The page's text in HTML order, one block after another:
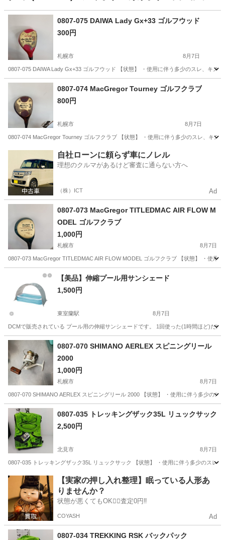
0807-075 DAIWA Lady Gx+33 ゴルフウッド
300円
札幌市 8月7日
0807-075 DAIWA Lady Gx+33 ゴルフウッド 【状態】 ・使用に伴う多少のスレ、キ
北海道 札幌市 0807-074 MacGregor Tourney ゴルフクラブ
800円
札幌市 8月7日
0807-074 MacGregor Tourney ゴルフクラブ 【状態】 ・使用に伴う多少のスレ、キ
ゴルフ MacGregor
自社ローンに頼らず車にノレル
理想のクルマがあるけど審査に通らない方へ
（株）ICT Ad
0807-073 MacGregor TITLEDMAC AIR FLOW M
ODEL ゴルフクラブ
1,000円
札幌市 8月7日
0807-073 MacGregor TITLEDMAC AIR FLOW MODEL ゴルフクラブ 【状態】 ・使用
札幌市 ゴルフ TITLEDMAC
【美品】伸縮プール用サンシェード
1,500円
東室蘭駅 8月7日
DCMで販売されている プール用の伸縮サンシェードです。 1回使った(1時間ほど)だ
北海道 室蘭市 0807-070 SHIMANO AERLEX スピニングリール
2000
1,000円
札幌市 8月7日
0807-070 SHIMANO AERLEX スピニングリール 2000 【状態】 ・使用に伴う多少の
北海道 札幌市 AERLEX
0807-035 トレッキングザック35L リュックサック
2,500円
北見市 8月7日
0807-035 トレッキングザック35L リュックサック 【状態】 ・使用に伴う多少のスレ
北海道 北見市 その他 ザック
【実家の押し入れ整理】眠っている人形あ
りませんか？
状態が悪くてもOK🙆‍♀️査定0円‼️
COYASH Ad
0807-034 TREKKING RSK バックパック